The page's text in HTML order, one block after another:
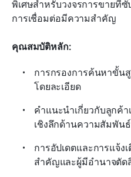
พิเศษสำหรับวงจรการขายที่
การเชื่อมต่อมีความสำคัญ
คุณสมบัติหลัก:
การกรองการค้นหาขั้น
โดยละเอียด
คำแนะนำเกี่ยวกับลูกค้
เชิงลึกด้านความสัมพันธ์
การอัปเดตและการแจ้ง
สำคัญและผู้มีอำนาจตัด